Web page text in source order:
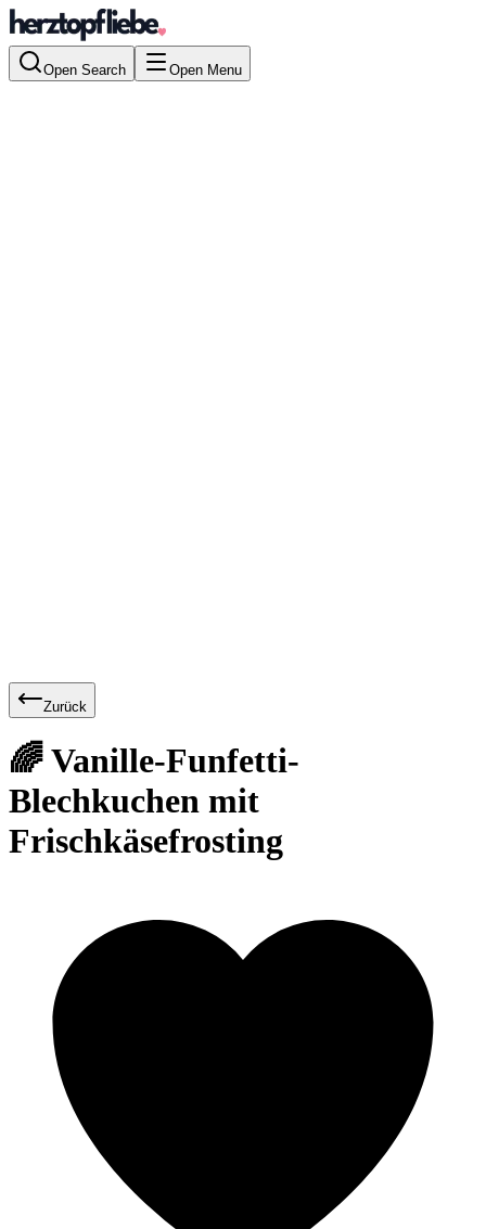
Open Search Open Menu
Zurück
🌈 Vanille-Funfetti-
Blechkuchen mit
Frischkäsefrosting